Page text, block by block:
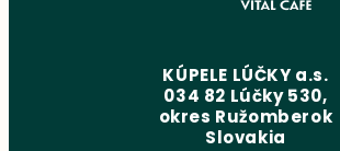
KÚPELE LÚČKY a.s.
034 82 Lúčky 530,
okres Ružomberok
Slovakia